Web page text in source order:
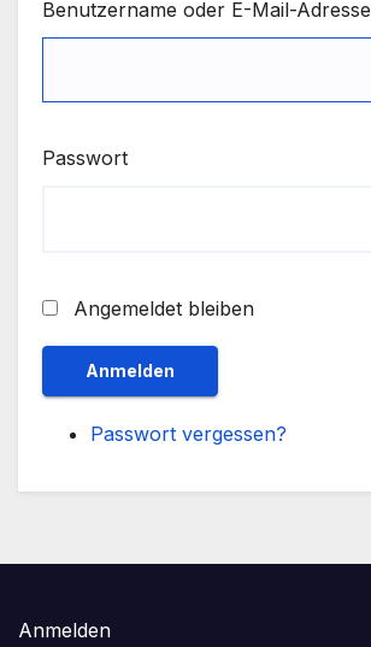
Benutzername oder E-Mail-Adresse
Passwort
Angemeldet bleiben
Anmelden
Passwort vergessen?
Anmelden